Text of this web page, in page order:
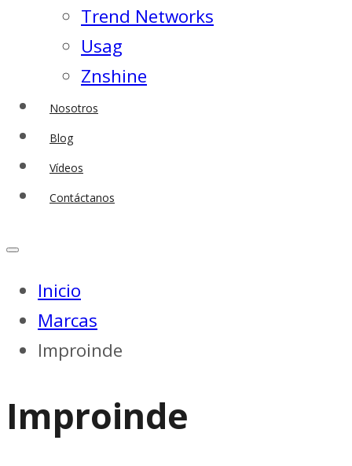
Trend Networks
Usag
Znshine
Nosotros
Blog
Vídeos
Contáctanos
Inicio
Marcas
Improinde
Improinde